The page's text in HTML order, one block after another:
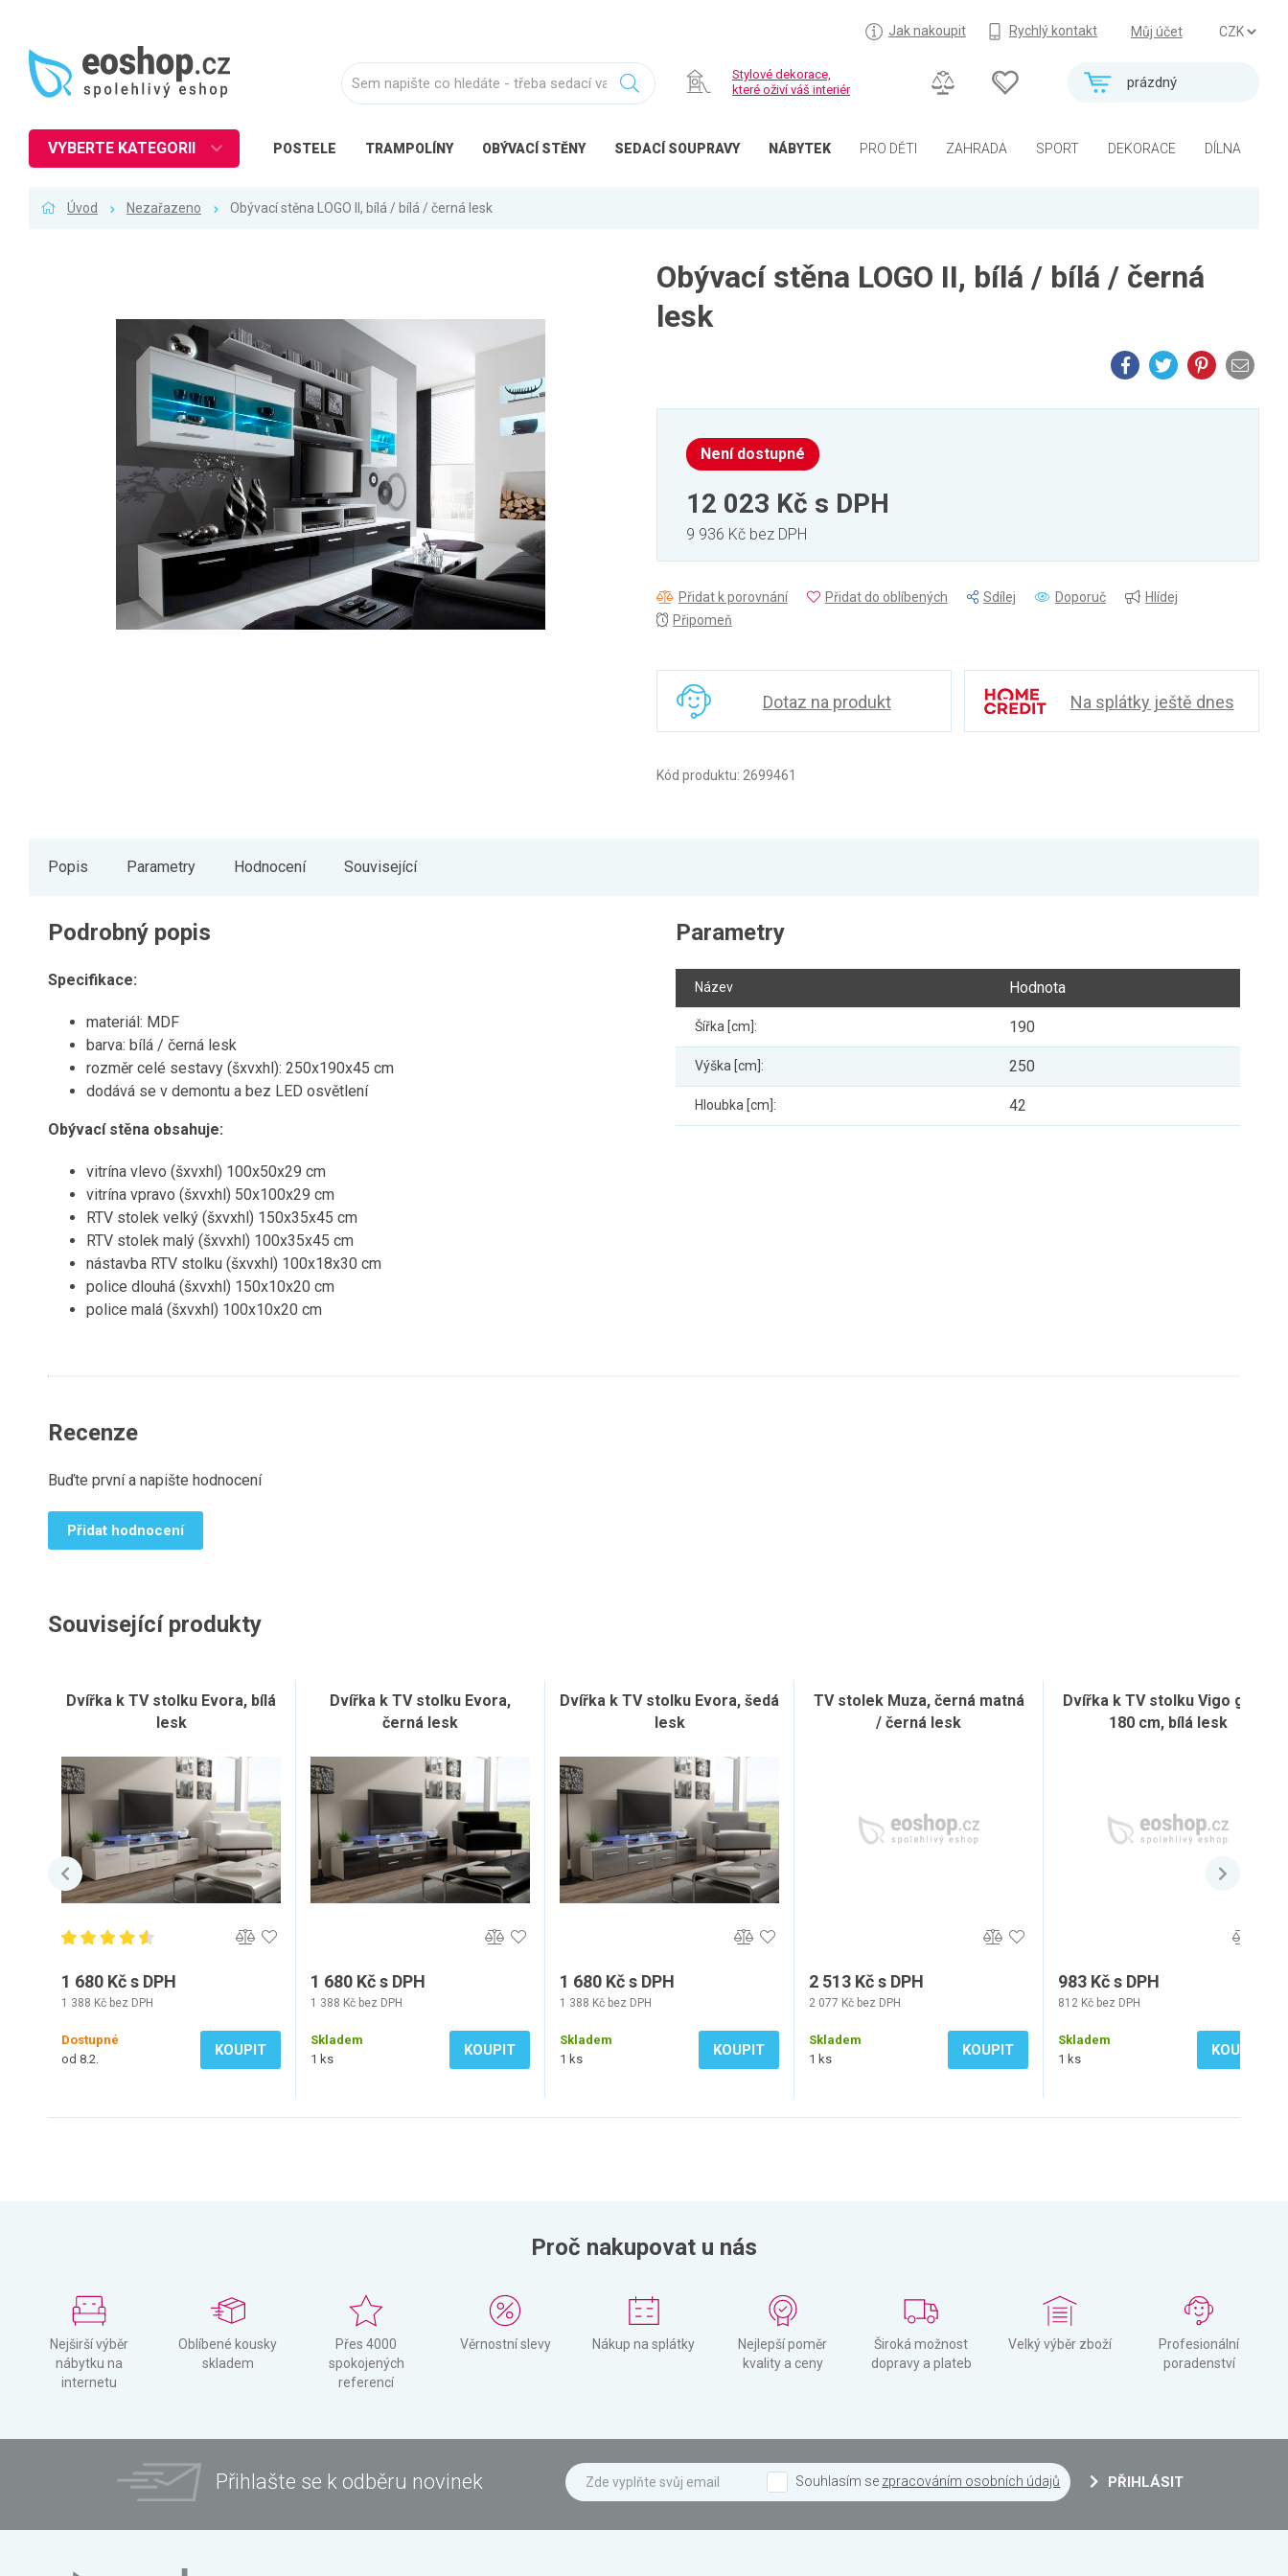
Můj účet
Jak nakoupit Rychlý kontakt
prázdný
Stylové dekorace,
které oživí váš interiér
POSTELE TRAMPOLÍNY OBÝVACÍ STĚNY SEDACÍ SOUPRAVY NÁBYTEK PRO DĚTI ZAHRADA SPORT DEKORACE DÍLNA
VYBERTE KATEGORII
Dětské zboží
Předsíň a chodba
Pracovna a kancelář
Balkon a terasa
Svítidla, žárovky
Úvod Nezařazeno Obývací stěna LOGO II, bílá / bílá / černá lesk
Obývací stěna LOGO II, bílá / bílá / černá
lesk
Není dostupné
12 023 Kč s DPH
9 936 Kč bez DPH
Přidat k porovnání Přidat do oblíbených Sdílej Doporuč
Hlídej
Připomeň
Dotaz na produkt Na splátky ještě dnes
Kód produktu: 2699461
Popis Parametry Hodnocení Související
Podrobný popis
Specifikace:
materiál: MDF
barva: bílá / černá lesk
rozměr celé sestavy (šxvxhl): 250x190x45 cm
dodává se v demontu a bez LED osvětlení
Obývací stěna obsahuje:
vitrína vlevo (šxvxhl) 100x50x29 cm
vitrína vpravo (šxvxhl) 50x100x29 cm
RTV stolek velký (šxvxhl) 150x35x45 cm
RTV stolek malý (šxvxhl) 100x35x45 cm
nástavba RTV stolku (šxvxhl) 100x18x30 cm
police dlouhá (šxvxhl) 150x10x20 cm
police malá (šxvxhl) 100x10x20 cm
Parametry
Název Hodnota
Šířka [cm]: 190
Výška [cm]: 250
Hloubka [cm]: 42
Recenze
Buďte první a napište hodnocení
Přidat hodnocení
Související produkty
Dvířka k TV stolku Evora, bílá
lesk
1 680 Kč s DPH
1 388 Kč bez DPH
Dostupné
od 8.2.
KOUPIT
Dvířka k TV stolku Evora,
černá lesk
1 680 Kč s DPH
1 388 Kč bez DPH
Skladem
1 ks
KOUPIT
Dvířka k TV stolku Evora, šedá
lesk
1 680 Kč s DPH
1 388 Kč bez DPH
Skladem
1 ks
KOUPIT
TV stolek Muza, černá matná
/ černá lesk
2 513 Kč s DPH
2 077 Kč bez DPH
Skladem
1 ks
KOUPIT
Dvířka k TV stolku Vigo glass
180 cm, bílá lesk
983 Kč s DPH
812 Kč bez DPH
Skladem
1 ks
KOUPIT
Proč nakupovat u nás
Nejširší výběr
nábytku na
internetu
Oblíbené kousky
skladem
Přes 4000
spokojených
referencí
Věrnostní slevy Nákup na splátky
Nejlepší poměr
kvality a ceny
Široká možnost
dopravy a plateb
Velký výběr zboží
Profesionální
poradenství
Přihlašte se k odběru novinek Souhlasím se zpracováním osobních údajů PŘIHLÁSIT